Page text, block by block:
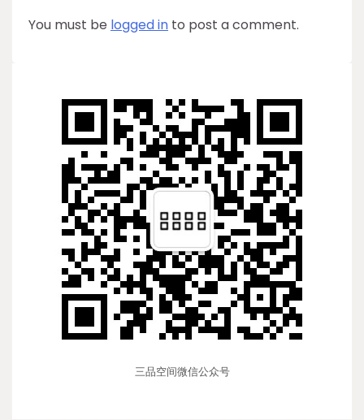
You must be logged in to post a comment.
三品空间微信公众号